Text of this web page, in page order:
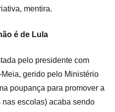
mentira.
é de Lula
pelo presidente com
gerido pelo Ministério
poupança para promover a
escolas) acaba sendo